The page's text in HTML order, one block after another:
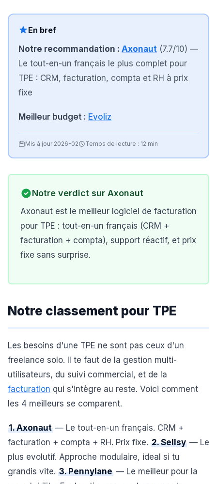
En bref
Notre recommandation : Axonaut (7.7/10) —
Le tout-en-un français le plus complet pour
TPE : CRM, facturation, compta et RH à prix
fixe
Meilleur budget : Evoliz
Mis à jour 2026-02 Temps de lecture : 12 min
Notre verdict sur Axonaut
Axonaut est le meilleur logiciel de facturation
pour TPE : tout-en-un français (CRM +
facturation + compta), support réactif, et prix
fixe sans surprise.
Notre classement pour TPE
Les besoins d'une TPE ne sont pas ceux d'un
freelance solo. Il te faut de la gestion multi-
utilisateurs, du suivi commercial, et de la
facturation qui s'intègre au reste. Voici comment
les 4 meilleurs se comparent.
1. Axonaut — Le tout-en-un français. CRM +
facturation + compta + RH. Prix fixe. 2. Sellsy — Le
plus evolutif. Approche modulaire, ideal si tu
grandis vite. 3. Pennylane — Le meilleur pour la